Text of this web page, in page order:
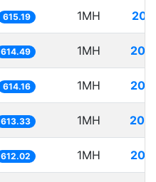
615.19 1MH
614.49 1MH
614.16 1MH
613.33 1MH
612.02 1MH